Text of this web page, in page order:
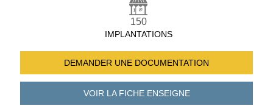
150
IMPLANTATIONS
DEMANDER UNE DOCUMENTATION
VOIR LA FICHEENSEIGNE